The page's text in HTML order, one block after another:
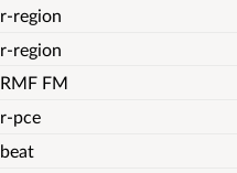
r-region
r-region
RMF FM
r-pce
beat